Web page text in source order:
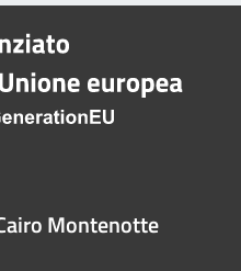
Montenotte